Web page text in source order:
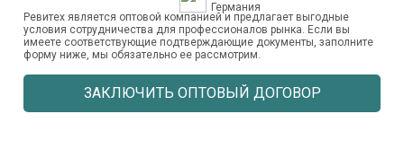
Германия
Ревитех является оптовой компанией и предлагает выгодные
условия сотрудничества для профессионалов рынка. Если вы
имеете соответствующие подтверждающие документы, заполните
форму ниже, мы обязательно ее рассмотрим.
ЗАКЛЮЧИТЬ ОПТОВЫЙ ДОГОВОР